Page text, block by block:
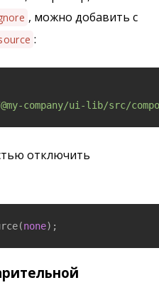
, можно добавить с
:
company/ui-lib/src/
отключить
none);